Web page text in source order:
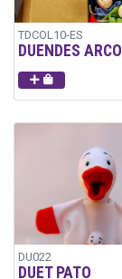
TDCOL10-ES
DUENDES
DU022
DUET PATO